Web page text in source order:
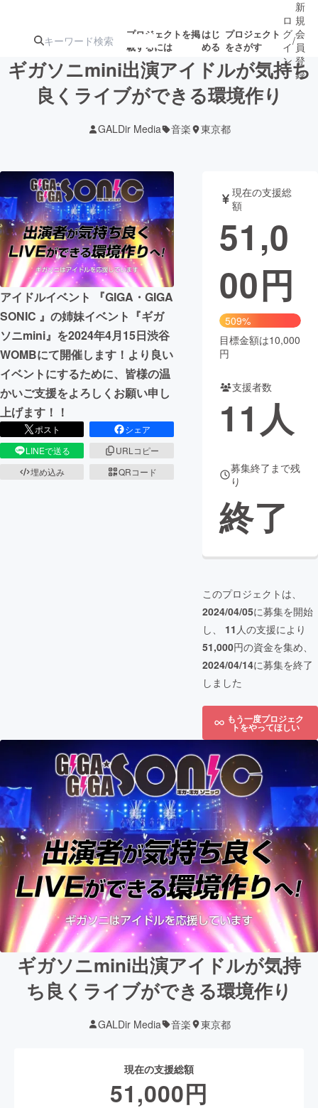
プロジェクトを掲
載するには
はじ
める
プロジェクト
をさがす
ジェクト
募集終了が近いプ
ロジェクト
アート・写真 音楽
テクノロジー・ガジェット ゲーム・
映像・映画 書籍・雑誌
ビジネス・起業 チャレンジ
まちづくり・地域活性化
CAMPFIRE for Social Good
CAMPFIRE Creation
CAMPFIREふるさと納税
コミュニティ
ロ
グ
イ
ン
/
新
規
会
員
登
録
ギガソニmini出演アイドルが気持ち
良くライブができる環境作り
GALDir Media 音楽 東京都
アイドルイベント 『GIGA・GIGA
SONIC 』の姉妹イベント『ギガ
ソニmini』を2024年4月15日渋谷
WOMBにて開催します！より良い
イベントにするために、皆様の温
かいご支援をよろしくお願い申し
上げます！！
ポスト
シェア
LINEで送る
URLコピー
埋め込み
QRコード
現在の支援総
額
51,0
00円
509%
目標金額は10,000
円
支援者数
11 人
募集終了まで残
り
終了
このプロジェクトは、
2024/04/05に募集を開始
し、 11 人の支援により
51,000円の資金を集め、
2024/04/14に募集を終了
しました
もう一度プロジェク
トをやってほしい
ギガソニmini出演アイドルが気持
ち良くライブができる環境作り
GALDir Media 音楽 東京都
現在の支援総額
51,000円